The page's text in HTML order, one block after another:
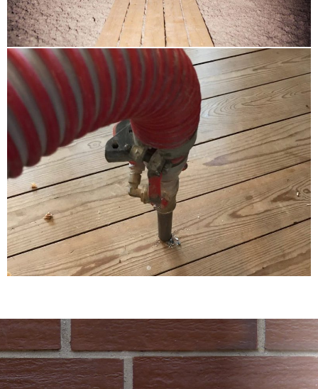
Kellinghusenstraße ist zum Beispiel die Hamburger
City leicht und schnell zu erreichen.
Sie wohnen in Alsterdorf, Eppendorf, Groß
Borstel und Winterhude? Wir kümmern
uns um Ihr Anliegen!
Wir finden es super, dass Sie unsere Internetseite
entdeckt haben. Zögern Sie bitte nicht und nehmen
Sie am besten noch heute Verbindung mit uns auf. Ein
kurzer Anruf oder eine schnelle E-Mail reichen aus.
Unsere Zusage: Wir garantieren eine fachkundig
durchgeführte Arbeit. Unser engagiertes Team freut
sich auf Sie.